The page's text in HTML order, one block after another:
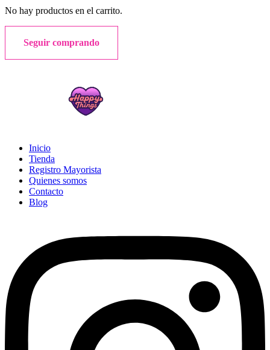
No hay productos en el carrito.
Seguir comprando
Inicio
Tienda
Registro Mayorista
Quienes somos
Contacto
Blog